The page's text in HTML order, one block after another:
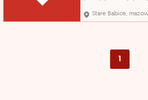
detalicznych i
instytucjonalnych,
średnie
Stare Babice,
1